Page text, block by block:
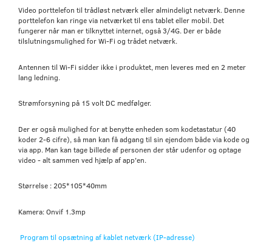
Video porttelefon til trådløst netværk eller almindeligt netværk. Denne
porttelefon kan ringe via netværket til ens tablet eller mobil. Det
fungerer når man er tilknyttet internet, også 3/4G. Der er både
tilslutningsmulighed for Wi-Fi og trådet netværk.
Antennen til Wi-Fi sidder ikke i produktet, men leveres med en 2 meter
lang ledning.
Strømforsyning på 15 volt DC medfølger.
Der er også mulighed for at benytte enheden som kodetastatur (40
koder 2-6 cifre), så man kan få adgang til sin ejendom både via kode og
via app. Man kan tage billede af personen der står udenfor og optage
video - alt sammen ved hjælp af app'en.
Størrelse : 205*105*40mm
Kamera: Onvif 1.3mp
Program til opsætning af kablet netværk (IP-adresse)